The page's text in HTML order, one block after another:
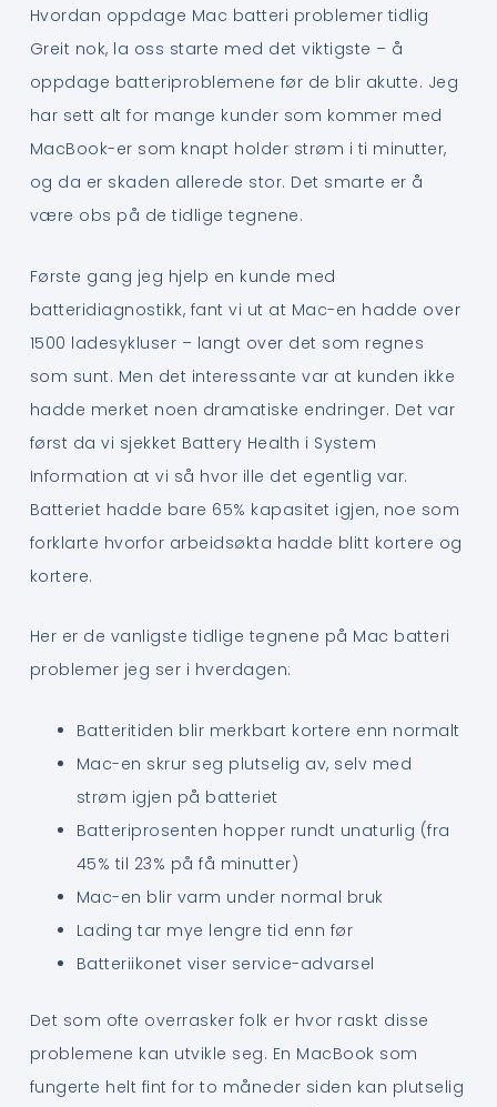
Hvordan oppdage Mac batteri problemer tidlig
Greit nok, la oss starte med det viktigste – å
oppdage batteriproblemene før de blir akutte. Jeg
har sett alt for mange kunder som kommer med
MacBook-er som knapt holder strøm i ti minutter,
og da er skaden allerede stor. Det smarte er å
være obs på de tidlige tegnene.
Første gang jeg hjelp en kunde med
batteridiagnostikk, fant vi ut at Mac-en hadde over
1500 ladesykluser – langt over det som regnes
som sunt. Men det interessante var at kunden ikke
hadde merket noen dramatiske endringer. Det var
først da vi sjekket Battery Health i System
Information at vi så hvor ille det egentlig var.
Batteriet hadde bare 65% kapasitet igjen, noe som
forklarte hvorfor arbeidsøkta hadde blitt kortere og
kortere.
Her er de vanligste tidlige tegnene på Mac batteri
problemer jeg ser i hverdagen:
Batteritiden blir merkbart kortere enn normalt
Mac-en skrur seg plutselig av, selv med
strøm igjen på batteriet
Batteriprosenten hopper rundt unaturlig (fra
45% til 23% på få minutter)
Mac-en blir varm under normal bruk
Lading tar mye lengre tid enn før
Batteriikonet viser service-advarsel
Det som ofte overrasker folk er hvor raskt disse
problemene kan utvikle seg. En MacBook som
fungerte helt fint for to måneder siden kan plutselig